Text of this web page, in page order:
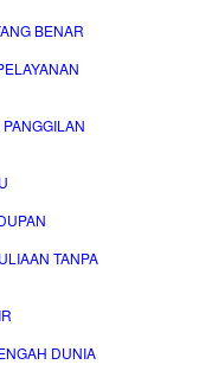
BENAR
TANPA
DUNIA